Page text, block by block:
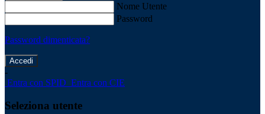
Nome Utente
Password
Password dimenticata?
-
Entra con SPID Entra con CIE
Seleziona utente